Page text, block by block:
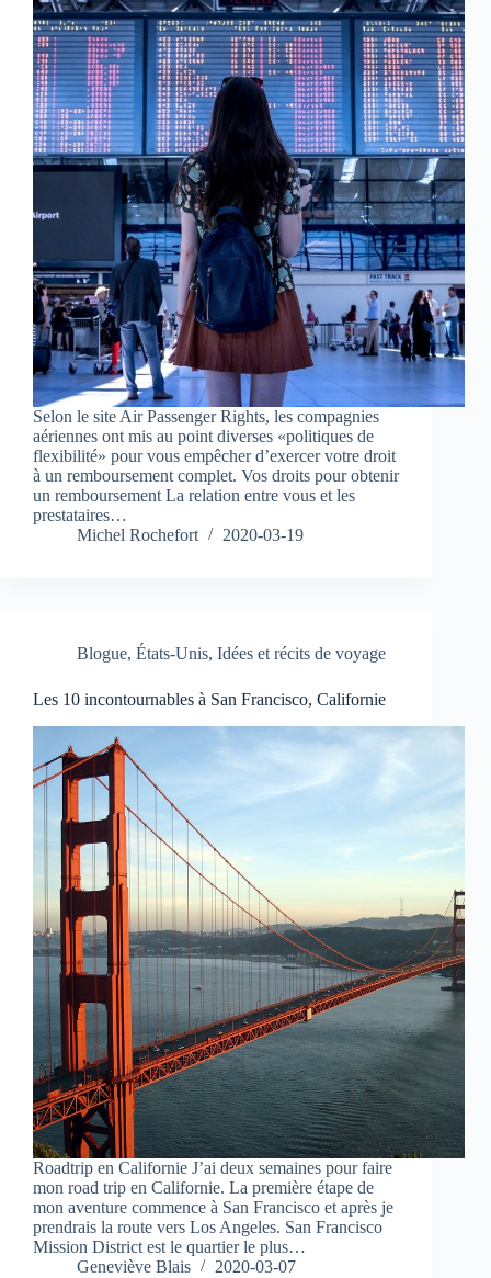
Selon le site Air Passenger Rights, les compagnies
aériennes ont mis au point diverses «politiques de
flexibilité» pour vous empêcher d’exercer votre droit
à un remboursement complet. Vos droits pour obtenir
un remboursement La relation entre vous et les
prestataires…
Michel Rochefort
2020-03-19
Blogue, États-Unis, Idées et récits de voyage
Les 10 incontournables à San Francisco, Californie
Roadtrip en Californie J’ai deux semaines pour faire
mon road trip en Californie. La première étape de
mon aventure commence à San Francisco et après je
prendrais la route vers Los Angeles. San Francisco
Mission District est le quartier le plus…
Geneviève Blais
2020-03-07